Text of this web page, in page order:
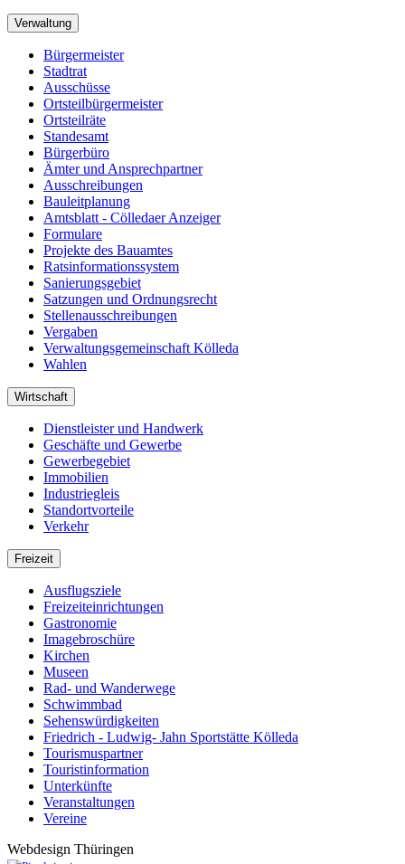
Verwaltung
Bürgermeister
Stadtrat
Ausschüsse
Ortsteilbürgermeister
Ortsteilräte
Standesamt
Bürgerbüro
Ämter und Ansprechpartner
Ausschreibungen
Bauleitplanung
Amtsblatt - Cölledaer Anzeiger
Formulare
Projekte des Bauamtes
Ratsinformationssystem
Sanierungsgebiet
Satzungen und Ordnungsrecht
Stellenausschreibungen
Vergaben
Verwaltungsgemeinschaft Kölleda
Wahlen
Wirtschaft
Dienstleister und Handwerk
Geschäfte und Gewerbe
Gewerbegebiet
Immobilien
Industriegleis
Standortvorteile
Verkehr
Freizeit
Ausflugsziele
Freizeiteinrichtungen
Gastronomie
Imagebroschüre
Kirchen
Museen
Rad- und Wanderwege
Schwimmbad
Sehenswürdigkeiten
Friedrich - Ludwig- Jahn Sportstätte Kölleda
Tourismuspartner
Touristinformation
Unterkünfte
Veranstaltungen
Vereine
Webdesign Thüringen